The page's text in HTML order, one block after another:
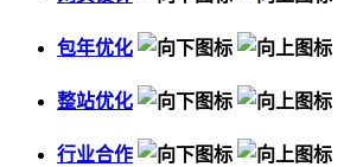
包年优化
整站优化
行业合作